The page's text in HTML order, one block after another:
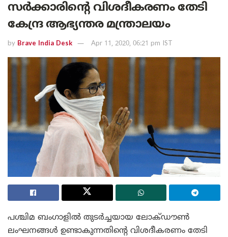
സർക്കാരിന്റെ വിശദീകരണം തേടി
കേന്ദ്ര ആഭ്യന്തര മന്ത്രാലയം
by Brave India Desk Apr 11, 2020, 06:21 pm IST
പശ്ചിമ ബംഗാളിൽ തുടർച്ചയായ ലോക്ഡൗൺ
ലംഘനങ്ങൾ ഉണ്ടാകുന്നതിന്റെ വിശദീകരണം തേടി